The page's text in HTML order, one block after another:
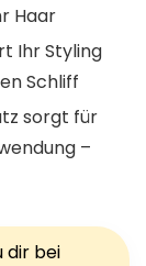
Haar
Ihr Styling
Schliff
sorgt für
–
dir bei